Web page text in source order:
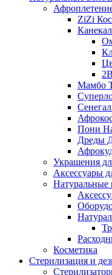
ZiZi
Мамбо
Пони
Дреды
Украшения
Аксессуары
Натуральные
Косметика
Стерилизация и